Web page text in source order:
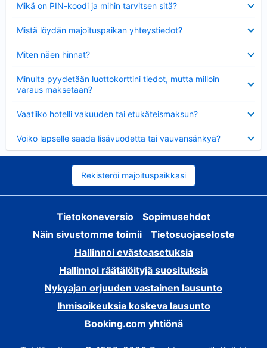
Mikä on PIN-koodi ja mihin tarvitsen sitä?
Mistä löydän majoituspaikan yhteystiedot?
Miten näen hinnat?
Minulta pyydetään luottokorttini tiedot, mutta milloin
varaus maksetaan?
Vaatiiko hotelli vakuuden tai etukäteismaksun?
Voiko lapselle saada lisävuodetta tai vauvansänkyä?
Rekisteröi majoituspaikkasi
Tietokoneversio
Sopimusehdot
Näin sivustomme toimii
Tietosuojaseloste
Hallinnoi evästeasetuksia
Hallinnoi räätälöityjä suosituksia
Nykyajan orjuuden vastainen lausunto
Ihmisoikeuksia koskeva lausunto
Booking.com yhtiönä